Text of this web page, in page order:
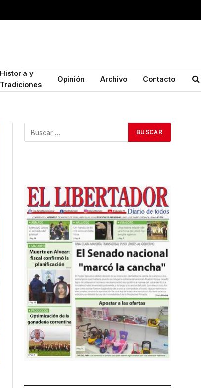
Historia y
Tradiciones
Opinión Archivo Contacto